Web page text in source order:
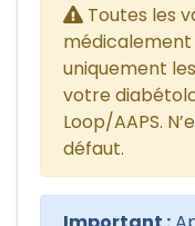
Toutes les
médicalement
uniquement
votre
Loop/AAPS.
défaut.